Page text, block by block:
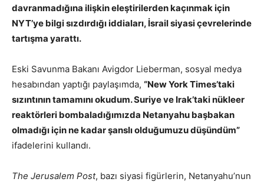
davranmadığına ilişkin eleştirilerden kaçınmak için
NYT’ye bilgi sızdırdığı iddiaları, İsrail siyasi çevrelerinde
tartışma yarattı.
Eski Savunma Bakanı Avigdor Lieberman, sosyal medya
hesabından yaptığı paylaşımda, “New York Times’taki
sızıntının tamamını okudum. Suriye ve Irak’taki nükleer
reaktörleri bombaladığımızda Netanyahu başbakan
olmadığı için ne kadar şanslı olduğumuzu düşündüm”
ifadelerini kullandı.
The Jerusalem Post, bazı siyasi figürlerin, Netanyahu’nun